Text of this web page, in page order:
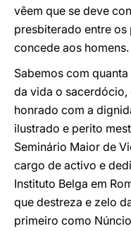
vêem que se deve
presbiterado entre
concede aos homens.
Sabemos com
da vida o
honrado com a
ilustrado e perito
Seminário Maior de
cargo de activo e
Instituto Belga em
que destreza e zelo
primeiro como